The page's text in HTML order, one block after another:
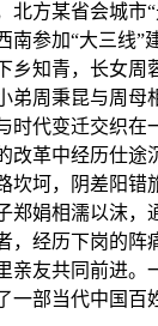
北方某省会城市
南参加“大三线”
乡知青，长女周
弟周秉昆与周母
时代变迁交织在
改革中经历仕途
坎坷，阴差阳错
郑娟相濡以沫，
，经历下岗的阵
亲友共同前进。
一部当代中国百